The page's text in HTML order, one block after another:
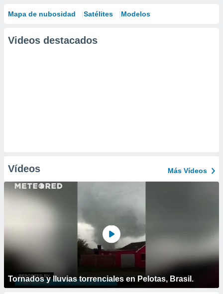
Mapa de nubosidad Satélites Modelos
Videos destacados
Vídeos Más Vídeos
Tornados y lluvias torrenciales en Pelotas, Brasil.